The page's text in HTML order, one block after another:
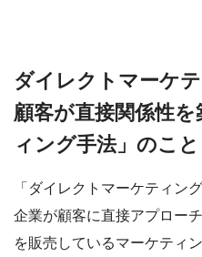
ダイレクトマーケ
顧客が直接関係性
ィング手法」のこと
「ダイレクトマーケティン
企業が顧客に直接アプロー
を販売しているマーケティ